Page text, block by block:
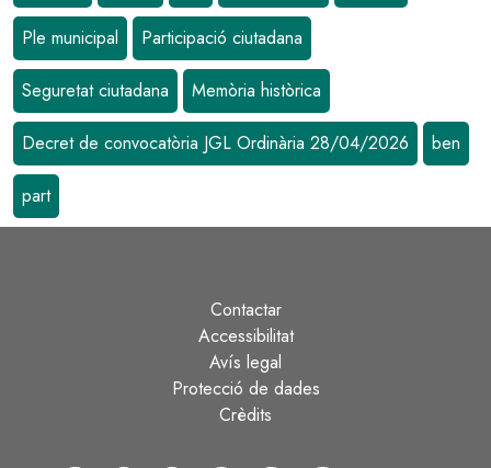
Ple municipal Participació ciutadana
Seguretat ciutadana Memòria històrica
Decret de convocatòria JGL Ordinària 28/04/2026 ben
part
Contactar
Accessibilitat
Avís legal
Protecció de dades
Crèdits